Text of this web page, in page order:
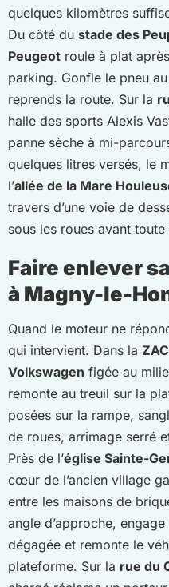
quelques kilomètres
Du côté du stade des
Peugeot roule à plat
parking. Gonfle le pneu
reprends la route. Sur la
halle des sports Alexis
panne sèche à mi-
quelques litres versés, le
l’allée de la Mare
travers d’une voie de
sous les roues avant
Faire enlever
à Magny-le-
Quand le moteur ne
qui intervient. Dans la
Volkswagen figée au
remonte au treuil sur la
posées sur la rampe,
de roues, arrimage serré
Près de l’église Sainte-
cœur de l’ancien village
entre les maisons de
angle d’approche,
dégagée et remonte le
plateforme. Sur la rue du